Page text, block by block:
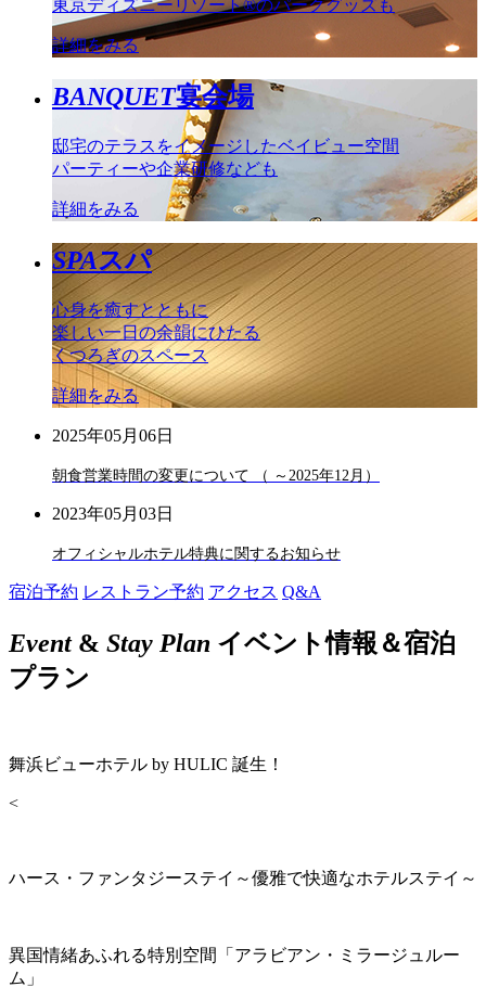
東京ディズニーリゾート®のパークグッズも
詳細をみる
BANQUET宴会場
邸宅のテラスをイメージしたベイビュー空間
パーティーや企業研修なども
詳細をみる
SPAスパ
心身を癒すとともに
楽しい一日の余韻にひたる
くつろぎのスペース
詳細をみる
2025年05月06日
朝食営業時間の変更について （ ～2025年12月）
2023年05月03日
オフィシャルホテル特典に関するお知らせ
宿泊予約 レストラン予約 アクセス Q&A
Event& Stay Plan イベント情報＆宿泊
プラン
舞浜ビューホテル by HULIC 誕生！
<
ハース・ファンタジーステイ～優雅で快適なホテルステイ～
異国情緒あふれる特別空間「アラビアン・ミラージュルー
ム」